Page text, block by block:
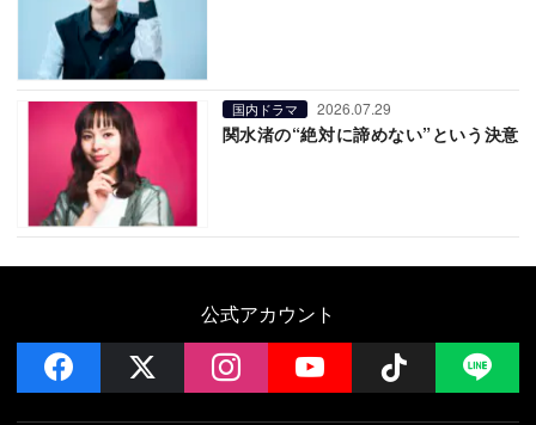
国内ドラマ 2026.07.29
関水渚の“絶対に諦めない”という決意
公式アカウント
facebook instagramYouTube Follow